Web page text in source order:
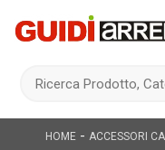
HOME- ACCESSORI